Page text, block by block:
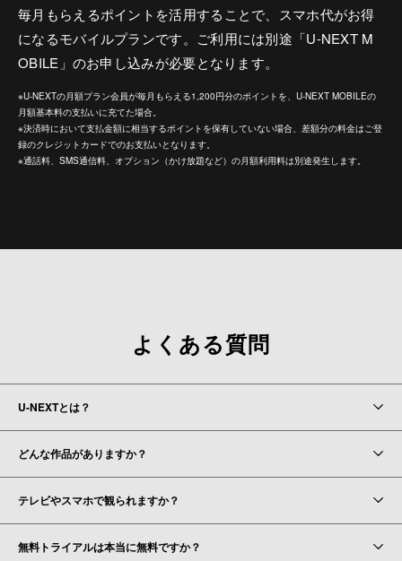
毎月もらえるポイントを活用することで、スマホ代がお得
になるモバイルプランです。ご利用には別途「U-NEXT M
OBILE」のお申し込みが必要となります。
※U-NEXTの月額プラン会員が毎月もらえる1,200円分のポイントを、U-NEXT MOBILEの
月額基本料の支払いに充てた場合。
※決済時において支払金額に相当するポイントを保有していない場合、差額分の料金はご登
録のクレジットカードでのお支払いとなります。
※通話料、SMS通信料、オプション（かけ放題など）の月額利用料は別途発生します。
よくある質問
U-NEXTとは？
どんな作品がありますか？
テレビやスマホで観られますか？
無料トライアルは本当に無料ですか？